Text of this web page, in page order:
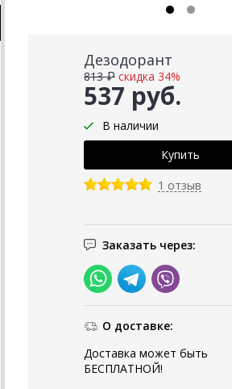
Дезодорант
537 руб.
813 ₽ скидка 34%
В наличии
1 отзыв
Заказать через:
О доставке:
Доставка может быть
БЕСПЛАТНОЙ!